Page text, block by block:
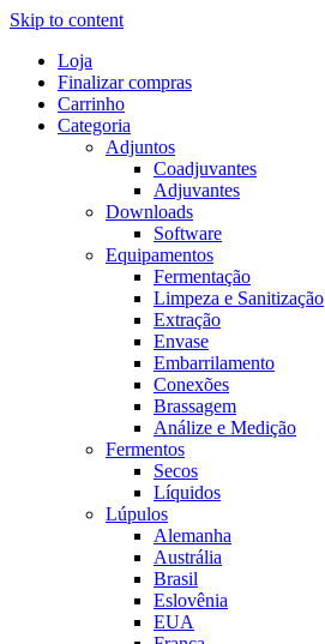
Skip to content
Loja
Finalizar compras
Carrinho
Categoria
Adjuntos
Coadjuvantes
Adjuvantes
Downloads
Software
Equipamentos
Fermentação
Limpeza e Sanitização
Extração
Envase
Embarrilamento
Conexões
Brassagem
Análize e Medição
Fermentos
Secos
Líquidos
Lúpulos
Alemanha
Austrália
Brasil
Eslovênia
EUA